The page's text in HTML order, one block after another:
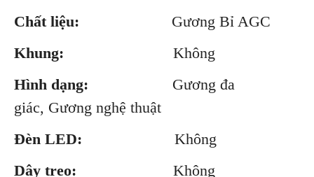
Chất liệu:
Gương Bỉ AGC
Khung:
Không
Hình dạng: Gương đa
giác, Gương nghệ thuật
Đèn LED:
Không
Dây treo: Không